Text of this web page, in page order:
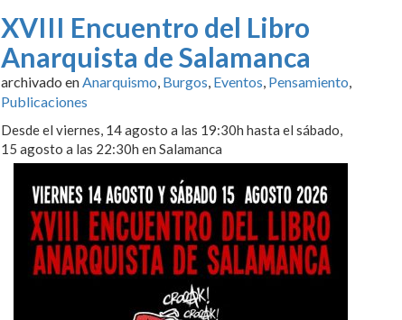
XVIII Encuentro del Libro
Anarquista de Salamanca
archivado enAnarquismo, Burgos, Eventos, Pensamiento,
Publicaciones
Desde el viernes, 14 agosto a las 19:30h hasta el sábado,
15 agosto a las 22:30h en Salamanca